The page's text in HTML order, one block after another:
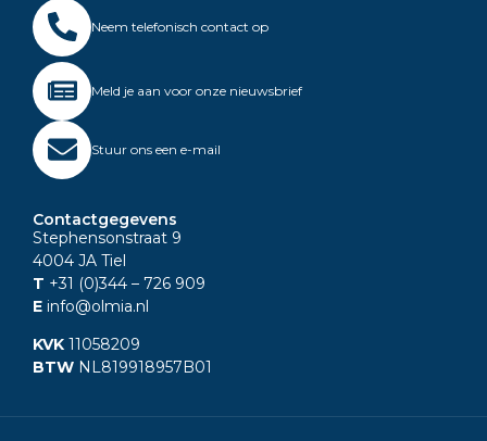
Neem telefonisch contact op
Meld je aan voor onze nieuwsbrief
Stuur ons een e-mail
Contactgegevens
Stephensonstraat 9
4004 JA Tiel
T +31 (0)344 – 726 909
E info@olmia.nl
KVK 11058209
BTW NL819918957B01